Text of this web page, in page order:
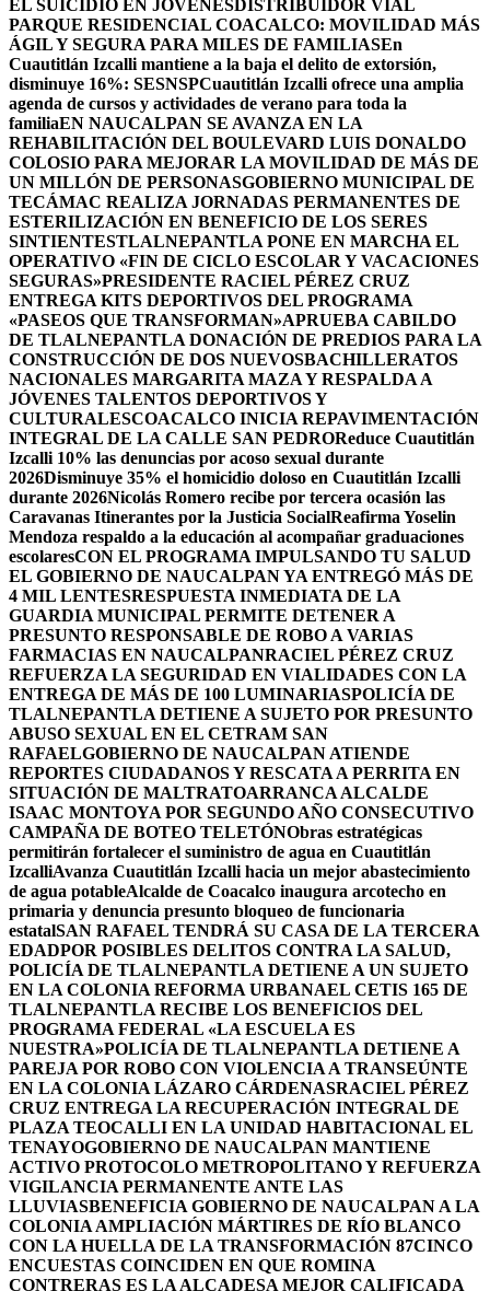
EL SUICIDIO EN JÓVENES DISTRIBUIDOR VIAL
PARQUE RESIDENCIAL COACALCO: MOVILIDAD MÁS
ÁGIL Y SEGURA PARA MILES DE FAMILIASEn
Cuautitlán Izcalli mantiene a la baja el delito de extorsión,
disminuye 16%: SESNSPCuautitlán Izcalli ofrece una amplia
agenda de cursos y actividades de verano para toda la
familiaEN NAUCALPAN SE AVANZA EN LA
REHABILITACIÓN DEL BOULEVARD LUIS DONALDO
COLOSIO PARA MEJORAR LA MOVILIDAD DE MÁS DE
UN MILLÓN DE PERSONASGOBIERNO MUNICIPAL DE
TECÁMAC REALIZA JORNADAS PERMANENTES DE
ESTERILIZACIÓN EN BENEFICIO DE LOS SERES
SINTIENTESTLALNEPANTLA PONE EN MARCHA EL
OPERATIVO «FIN DE CICLO ESCOLAR Y VACACIONES
SEGURAS»PRESIDENTE RACIEL PÉREZ CRUZ
ENTREGA KITS DEPORTIVOS DEL PROGRAMA
«PASEOS QUE TRANSFORMAN»APRUEBA CABILDO
DE TLALNEPANTLA DONACIÓN DE PREDIOS PARA LA
CONSTRUCCIÓN DE DOS NUEVOSBACHILLERATOS
NACIONALES MARGARITA MAZA Y RESPALDA A
JÓVENES TALENTOS DEPORTIVOS Y
CULTURALESCOACALCO INICIA REPAVIMENTACIÓN
INTEGRAL DE LA CALLE SAN PEDROReduce Cuautitlán
Izcalli 10% las denuncias por acoso sexual durante
2026Disminuye 35% el homicidio doloso en Cuautitlán Izcalli
durante 2026Nicolás Romero recibe por tercera ocasión las
Caravanas Itinerantes por la Justicia SocialReafirma Yoselin
Mendoza respaldo a la educación al acompañar graduaciones
escolaresCON EL PROGRAMA IMPULSANDO TU SALUD
EL GOBIERNO DE NAUCALPAN YA ENTREGÓ MÁS DE
4 MIL LENTESRESPUESTA INMEDIATA DE LA
GUARDIA MUNICIPAL PERMITE DETENER A
PRESUNTO RESPONSABLE DE ROBO A VARIAS
FARMACIAS EN NAUCALPANRACIEL PÉREZ CRUZ
REFUERZA LA SEGURIDAD EN VIALIDADES CON LA
ENTREGA DE MÁS DE 100 LUMINARIASPOLICÍA DE
TLALNEPANTLA DETIENE A SUJETO POR PRESUNTO
ABUSO SEXUAL EN EL CETRAM SAN
RAFAELGOBIERNO DE NAUCALPAN ATIENDE
REPORTES CIUDADANOS Y RESCATA A PERRITA EN
SITUACIÓN DE MALTRATOARRANCA ALCALDE
ISAAC MONTOYA POR SEGUNDO AÑO CONSECUTIVO
CAMPAÑA DE BOTEO TELETÓNObras estratégicas
permitirán fortalecer el suministro de agua en Cuautitlán
IzcalliAvanza Cuautitlán Izcalli hacia un mejor abastecimiento
de agua potableAlcalde de Coacalco inaugura arcotecho en
primaria y denuncia presunto bloqueo de funcionaria
estatalSAN RAFAEL TENDRÁ SU CASA DE LA TERCERA
EDADPOR POSIBLES DELITOS CONTRA LA SALUD,
POLICÍA DE TLALNEPANTLA DETIENE A UN SUJETO
EN LA COLONIA REFORMA URBANAEL CETIS 165 DE
TLALNEPANTLA RECIBE LOS BENEFICIOS DEL
PROGRAMA FEDERAL «LA ESCUELA ES
NUESTRA»POLICÍA DE TLALNEPANTLA DETIENE A
PAREJA POR ROBO CON VIOLENCIA A TRANSEÚNTE
EN LA COLONIA LÁZARO CÁRDENASRACIEL PÉREZ
CRUZ ENTREGA LA RECUPERACIÓN INTEGRAL DE
PLAZA TEOCALLI EN LA UNIDAD HABITACIONAL EL
TENAYOGOBIERNO DE NAUCALPAN MANTIENE
ACTIVO PROTOCOLO METROPOLITANO Y REFUERZA
VIGILANCIA PERMANENTE ANTE LAS
LLUVIASBENEFICIA GOBIERNO DE NAUCALPAN A LA
COLONIA AMPLIACIÓN MÁRTIRES DE RÍO BLANCO
CON LA HUELLA DE LA TRANSFORMACIÓN 87CINCO
ENCUESTAS COINCIDEN EN QUE ROMINA
CONTRERAS ES LA ALCADESA MEJOR CALIFICADA